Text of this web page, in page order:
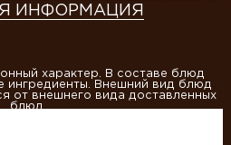
ИНФОРМАЦИЯ
характер. В составе блюд
ингредиенты. Внешний вид блюд
от внешнего вида доставленных
блюд.